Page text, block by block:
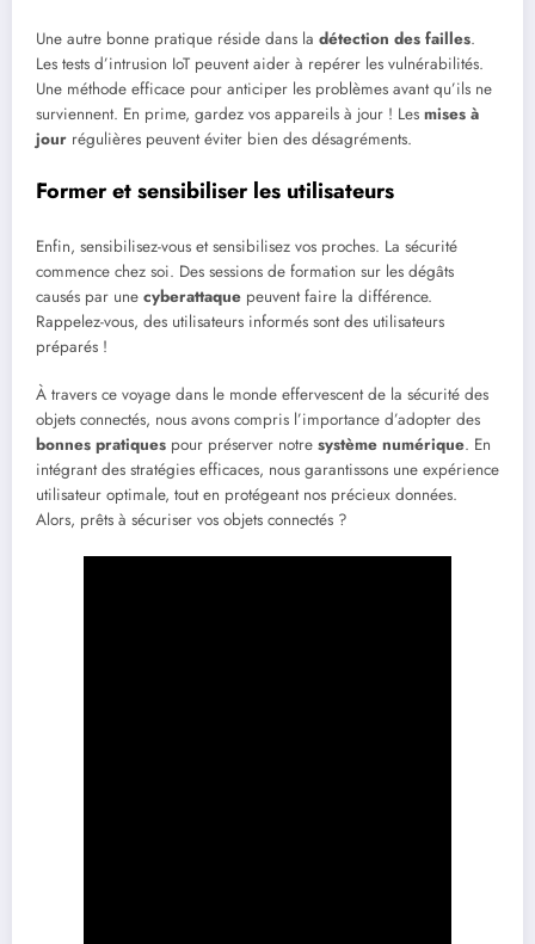
Une autre bonne pratique réside dans la détection des failles.
Les tests d’intrusion IoT peuvent aider à repérer les vulnérabilités.
Une méthode efficace pour anticiper les problèmes avant qu’ils ne
surviennent. En prime, gardez vos appareils à jour ! Les mises à
jour régulières peuvent éviter bien des désagréments.
Former et sensibiliser les utilisateurs
Enfin, sensibilisez-vous et sensibilisez vos proches. La sécurité
commence chez soi. Des sessions de formation sur les dégâts
causés par une cyberattaque peuvent faire la différence.
Rappelez-vous, des utilisateurs informés sont des utilisateurs
préparés !
À travers ce voyage dans le monde effervescent de la sécurité des
objets connectés, nous avons compris l’importance d’adopter des
bonnes pratiques pour préserver notre système numérique. En
intégrant des stratégies efficaces, nous garantissons une expérience
utilisateur optimale, tout en protégeant nos précieux données.
Alors, prêts à sécuriser vos objets connectés ?